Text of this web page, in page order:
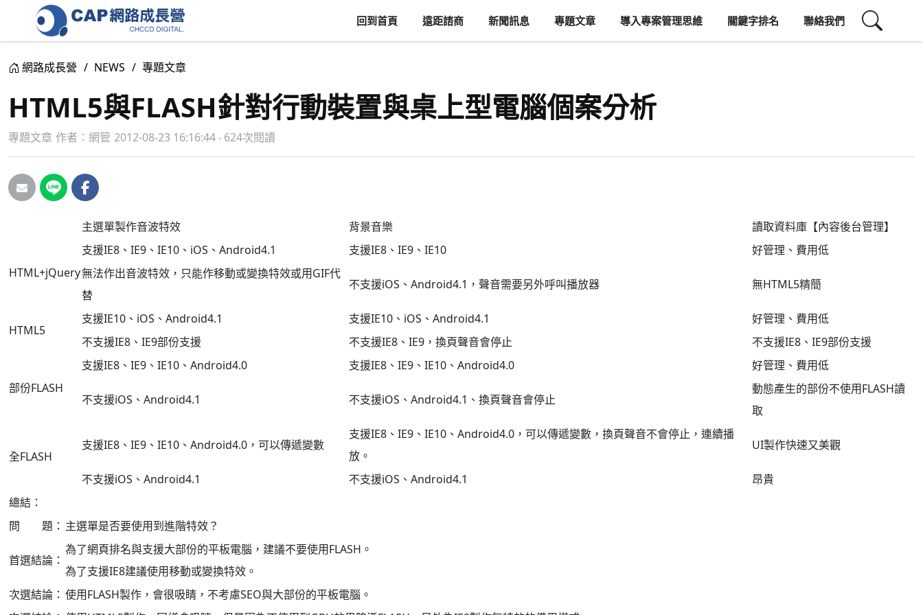
回到首頁 遠距諮商 新聞訊息 專題文章 導入專案管理思維 關鍵字排名 聯絡我們
網路成長營 NEWS 專題文章
HTML5與FLASH針對行動裝置與桌上型電腦個案分析
專題文章 作者： 網管 2012-08-23 16:16:44 ‧ 624次閱讀
主選單製作音波特效 背景音樂 讀取資料庫【內容後台管理】
HTML+jQuery
支援IE8、IE9、IE10、iOS、Android4.1 支援IE8、IE9、IE10
好管理、費用低
無法作出音波特效，只能作移動或變換特效或用GIF代
替
不支援iOS、Android4.1，聲音需要另外呼叫播放器 無HTML5精簡
HTML5
支援IE10、iOS、Android4.1 支援IE10、iOS、Android4.1
好管理、費用低
不支援IE8、IE9部份支援
不支援IE8、IE9，換頁聲音會停止 不支援IE8、IE9部份支援
部份FLASH
支援IE8、IE9、IE10、Android4.0 支援IE8、IE9、IE10、Android4.0 好管理、費用低
不支援iOS、Android4.1 不支援iOS、Android4.1、換頁聲音會停止
動態產生的部份不使用FLASH讀
取
全FLASH
支援IE8、IE9、IE10、Android4.0，可以傳遞變數
支援IE8、IE9、IE10、Android4.0，可以傳遞變數，換頁聲音不會停止，連續播
放。
UI製作快速又美觀
不支援iOS、Android4.1 不支援iOS、Android4.1
昂貴
總結：
問 題： 主選單是否要使用到進階特效？
首選結論：
為了網頁排名與支援大部份的平板電腦，建議不要使用FLASH。
為了支援IE8建議使用移動或變換特效。
次選結論： 使用FLASH製作，會很吸睛，不考慮SEO與大部份的平板電腦。